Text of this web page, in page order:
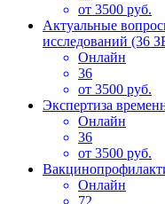
от 3500 руб.
Актуальные
исследований (36
Онлайн
36
от 3500 руб.
Экспертиза
Онлайн
36
от 3500 руб.
Онлайн